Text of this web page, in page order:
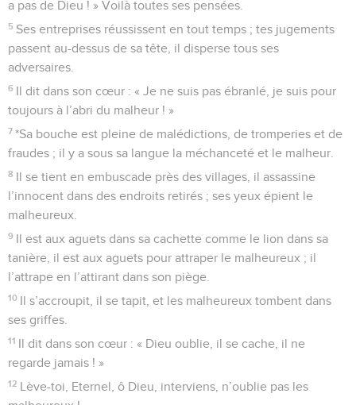
a pas de Dieu ! » Voilà toutes ses pensées.
5 Ses entreprises réussissent en tout temps ; tes jugements
passent au-dessus de sa tête, il disperse tous ses
adversaires.
6 Il dit dans son cœur : « Je ne suis pas ébranlé, je suis pour
toujours à l’abri du malheur ! »
7 *Sa bouche est pleine de malédictions, de tromperies et de
fraudes ; il y a sous sa langue la méchanceté et le malheur.
8 Il se tient en embuscade près des villages, il assassine
l’innocent dans des endroits retirés ; ses yeux épient le
malheureux.
9 Il est aux aguets dans sa cachette comme le lion dans sa
tanière, il est aux aguets pour attraper le malheureux ; il
l’attrape en l’attirant dans son piège.
10 Il s’accroupit, il se tapit, et les malheureux tombent dans
ses griffes.
11 Il dit dans son cœur : « Dieu oublie, il se cache, il ne
regarde jamais ! »
12 Lève-toi, Eternel, ô Dieu, interviens, n’oublie pas les